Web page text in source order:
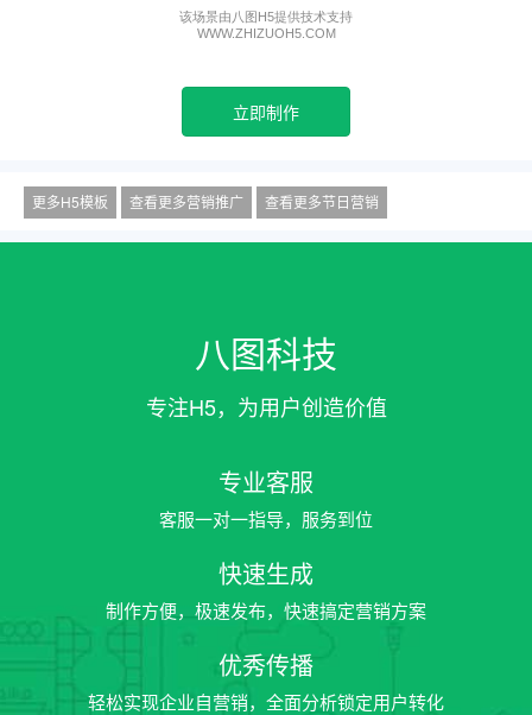
立即制作
更多H5模板 查看更多营销推广 查看更多节日营销
八图科技
专注H5，为用户创造价值
专业客服
客服一对一指导，服务到位
快速生成
制作方便，极速发布，快速搞定营销方案
优秀传播
轻松实现企业自营销，全面分析锁定用户转化